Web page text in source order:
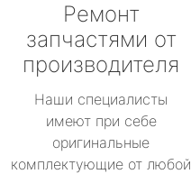
Ремонт
запчастями от
производителя
Наши специалисты
имеют при себе
оригинальные
комплектующие от любой